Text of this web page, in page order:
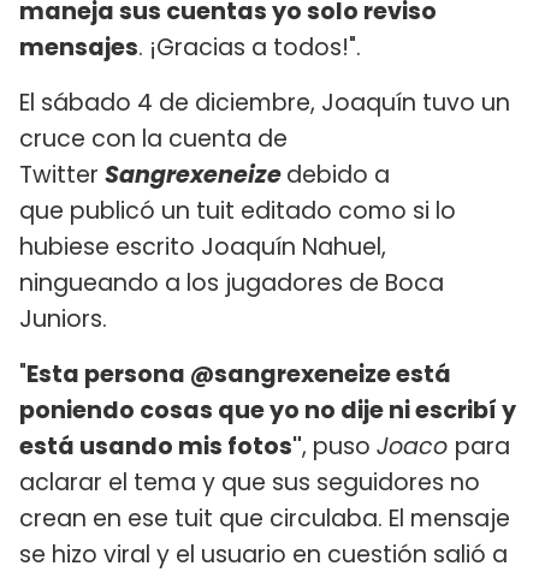
maneja sus cuentas yo solo reviso
mensajes. ¡Gracias a todos!".
El sábado 4 de diciembre, Joaquín tuvo un
cruce con la cuenta de
Twitter Sangrexeneizedebido a
que publicó un tuit editado como si lo
hubiese escrito Joaquín Nahuel,
ningueando a los jugadores de Boca
Juniors.
"Esta persona @sangrexeneize está
poniendo cosas que yo no dije ni escribí y
está usando mis fotos", puso Joaco para
aclarar el tema y que sus seguidores no
crean en ese tuit que circulaba. El mensaje
se hizo viral y el usuario en cuestión salió a